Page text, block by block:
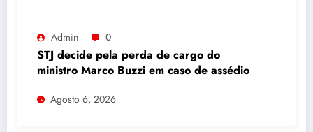
Admin 0
STJ decide pela perda de cargo do
ministro Marco Buzzi em caso de assédio
Agosto 6, 2026